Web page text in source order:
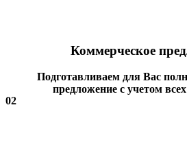
Коммерческое
Подготавливаем для Вас
предложение с учетом
02